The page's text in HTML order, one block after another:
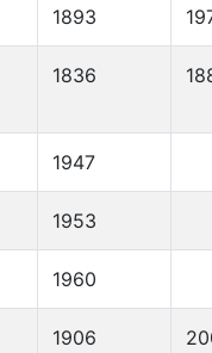
1893
1836
1947
1953
1960
1906